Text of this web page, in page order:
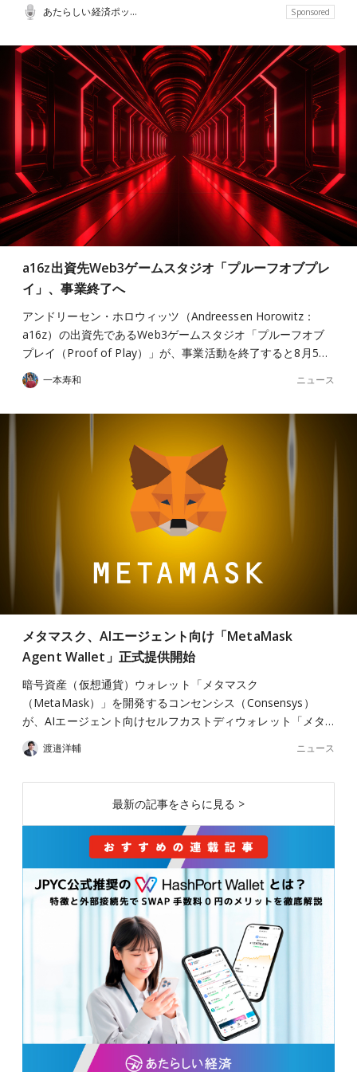
あたらしい経済ポッドキャスト Sponsored
a16z出資先Web3ゲームスタジオ「プルーフオブプレ
イ」、事業終了へ
アンドリーセン・ホロウィッツ（Andreessen Horowitz：
a16z）の出資先であるWeb3ゲームスタジオ「プルーフオブ
プレイ（Proof of Play）」が、事業活動を終了すると8月5…
一本寿和 ニュース
メタマスク、AIエージェント向け「MetaMask
Agent Wallet」正式提供開始
暗号資産（仮想通貨）ウォレット「メタマスク
（MetaMask）」を開発するコンセンシス（Consensys）
が、AIエージェント向けセルフカストディウォレット「メタ…
渡邉洋輔 ニュース
最新の記事をさらに見る >